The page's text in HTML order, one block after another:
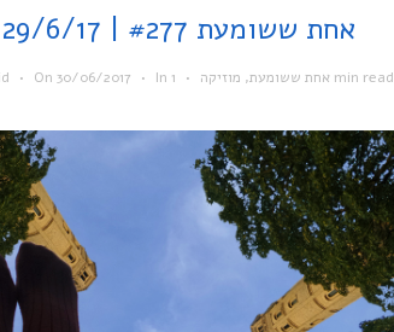
אחת ששומעת #277 | 29/6/17 | הפכפכים
• On 30/06/2017 • In אחת ששומעת, מוזיקה • 1 min read